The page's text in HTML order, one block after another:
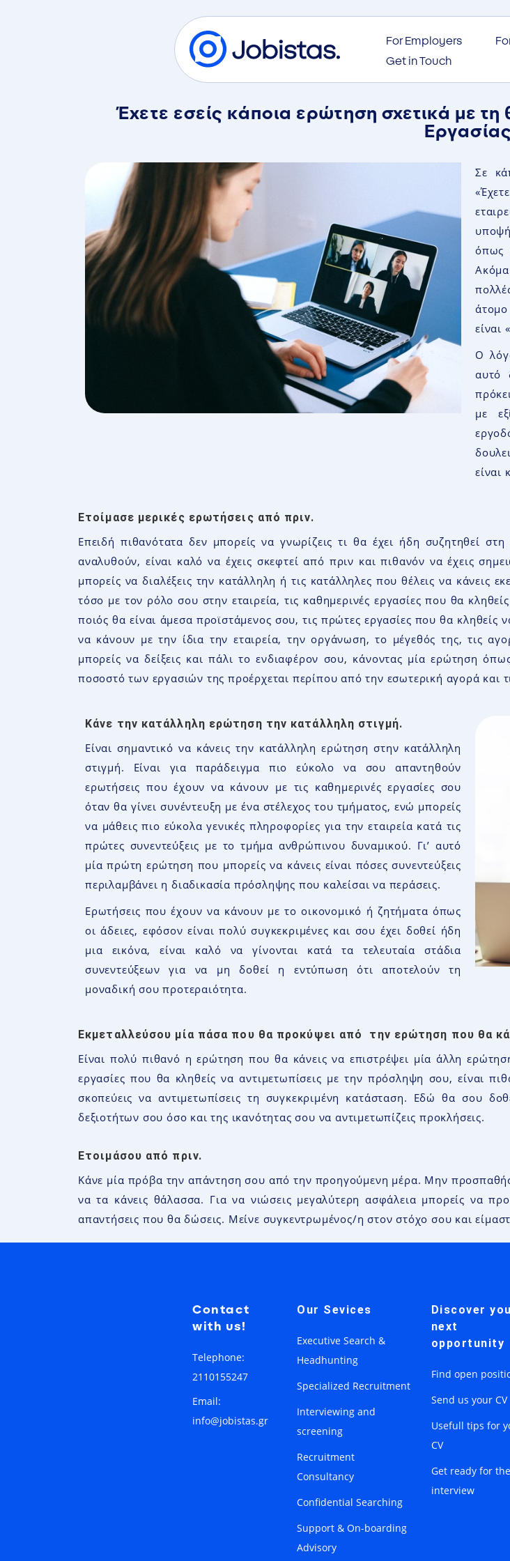
For Employers
Get in Touch
Έχετε εσείς κάποια ερώτηση σχετικά με τη
Εργασίας
Σε
είναι
Ο
αυτό
με
είναι
Ετοίμασε μερικές ερωτήσεις από πριν.
Επειδή πιθανότατα δεν μπορείς να γνωρίζεις τι θα έχει ήδη συζητηθεί
αναλυθούν, είναι καλό να έχεις σκεφτεί από πριν και πιθανόν να έχεις
μπορείς να διαλέξεις την κατάλληλη ή τις κατάλληλες που θέλεις να κάνεις
τόσο με τον ρόλο σου στην εταιρεία, τις καθημερινές εργασίες που θα
ποιός θα είναι άμεσα προϊστάμενος σου, τις πρώτες εργασίες που θα
να κάνουν με την ίδια την εταιρεία, την οργάνωση, το μέγεθός της, τις
μπορείς να δείξεις και πάλι το ενδιαφέρον σου, κάνοντας μία ερώτηση
ποσοστό των εργασιών της προέρχεται περίπου από την εσωτερική αγορά και
Κάνε την κατάλληλη ερώτηση την κατάλληλη στιγμή.
Είναι σημαντικό να κάνεις την κατάλληλη ερώτηση στην κατάλληλη
στιγμή. Είναι για παράδειγμα πιο εύκολο να σου απαντηθούν
ερωτήσεις που έχουν να κάνουν με τις καθημερινές εργασίες σου
όταν θα γίνει συνέντευξη με ένα στέλεχος του τμήματος, ενώ μπορείς
να μάθεις πιο εύκολα γενικές πληροφορίες για την εταιρεία κατά τις
πρώτες συνεντεύξεις με το τμήμα ανθρώπινου δυναμικού. Γι’ αυτό
μία πρώτη ερώτηση που μπορείς να κάνεις είναι πόσες συνεντεύξεις
περιλαμβάνει η διαδικασία πρόσληψης που καλείσαι να περάσεις.
Ερωτήσεις που έχουν να κάνουν με το οικονομικό ή ζητήματα όπως
οι άδειες, εφόσον είναι πολύ συγκεκριμένες και σου έχει δοθεί ήδη
μια εικόνα, είναι καλό να γίνονται κατά τα τελευταία στάδια
συνεντεύξεων για να μη δοθεί η εντύπωση ότι αποτελούν τη
μοναδική σου προτεραιότητα.
Εκμεταλλεύσου μία πάσα που θα προκύψει από την ερώτηση που θα
Είναι πολύ πιθανό η ερώτηση που θα κάνεις να επιστρέψει μία άλλη
εργασίες που θα κληθείς να αντιμετωπίσεις με την πρόσληψη σου, είναι
σκοπεύεις να αντιμετωπίσεις τη συγκεκριμένη κατάσταση. Εδώ θα σου
δεξιοτήτων σου όσο και της ικανότητας σου να αντιμετωπίζεις προκλήσεις.
Ετοιμάσου από πριν.
Κάνε μία πρόβα την απάντηση σου από την προηγούμενη μέρα. Μην
να τα κάνεις θάλασσα. Για να νιώσεις μεγαλύτερη ασφάλεια μπορείς να
απαντήσεις που θα δώσεις. Μείνε συγκεντρωμένος/η στον στόχο σου και
Contact
with us!
Telephone:
2110155247
Email:
info@jobistas.gr
Our Sevices
Executive Search &
Headhunting
Specialized Recruitment
Interviewing and
screening
Recruitment
Consultancy
Confidential Searching
Support & On-boarding
Advisory
Discover
next
opportunity
Find open
Send us your CV
Usefull tips for
CV
Get ready for the
interview